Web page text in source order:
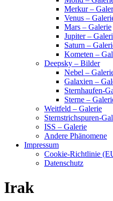
Merkur –
Venus –
Mars – Galerie
Jupiter –
Saturn –
Kometen –
Deepsky – Bilder
Nebel –
Galaxien –
Sternhaufen-
Sterne –
Weitfeld – Galerie
Sternstrichspuren-
ISS – Galerie
Andere Phänomene
Impressum
Cookie-Richtlinie
Datenschutz
Irak